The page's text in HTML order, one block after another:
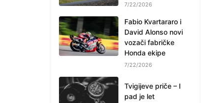
7/22/2026
Fabio Kvartararo i
David Alonso novi
vozači fabričke
Honda ekipe
7/22/2026
Tvigijeve priče – I
pad je let